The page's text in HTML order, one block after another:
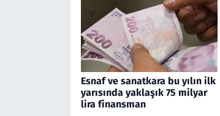
Esnaf ve sanatkara bu yılın ilk
yarısında yaklaşık 75 milyar
lira finansman